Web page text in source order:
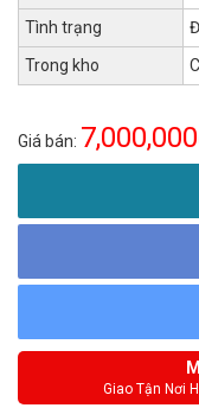
Tình trạng
Trong kho
Giá bán:
Giao Tận Nơi